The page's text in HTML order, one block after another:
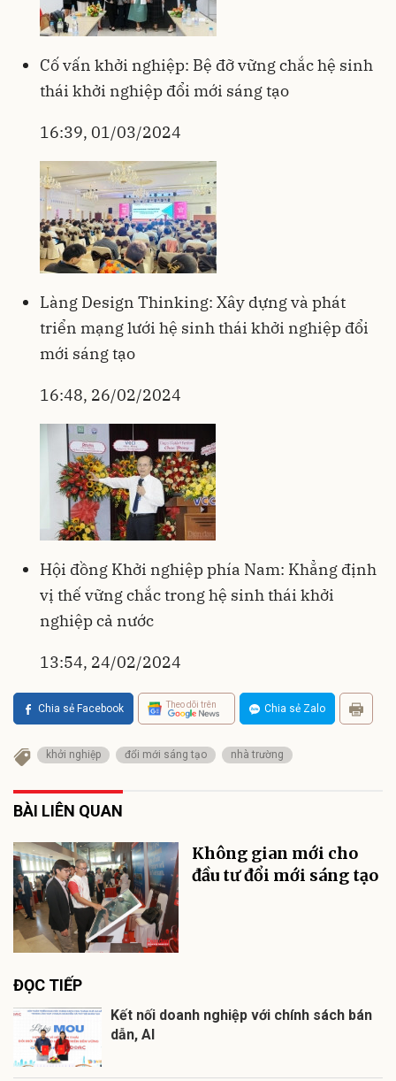
Cố vấn khởi nghiệp: Bệ đỡ vững chắc hệ sinh
thái khởi nghiệp đổi mới sáng tạo
16:39, 01/03/2024
Làng Design Thinking: Xây dựng và phát
triển mạng lưới hệ sinh thái khởi nghiệp đổi
mới sáng tạo
16:48, 26/02/2024
Hội đồng Khởi nghiệp phía Nam: Khẳng định
vị thế vững chắc trong hệ sinh thái khởi
nghiệp cả nước
13:54, 24/02/2024
Chia sẻ Facebook Theo dõi trên Chia sẻ Zalo
khởi nghiệp đổi mới sáng tạo nhà trường
BÀI LIÊN QUAN
Không gian mới cho
đầu tư đổi mới sáng tạo
ĐỌC TIẾP
Kết nối doanh nghiệp với chính sách bán
dẫn, AI